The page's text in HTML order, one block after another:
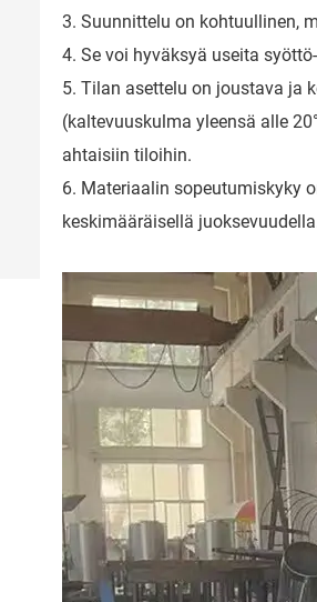
3. Suunnittelu on kohtuullinen,
4. Se voi hyväksyä useita
5. Tilan asettelu on joustava ja
(kaltevuuskulma yleensä alle
ahtaisiin tiloihin.
6. Materiaalin sopeutumiskyky
keskimääräisellä